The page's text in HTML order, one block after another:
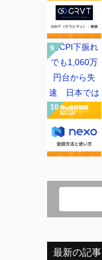
最新の記事